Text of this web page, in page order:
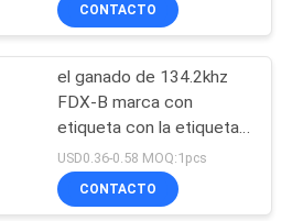
CONTACTO
el ganado de 134.2khz
FDX-B marca con
etiqueta con la etiqueta
de oído del
microprocesador TPU
del RFID con número de
USD0.36-0.58 MOQ:1pcs
CONTACTO